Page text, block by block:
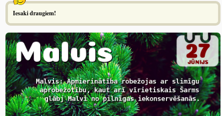
Iesaki draugiem!